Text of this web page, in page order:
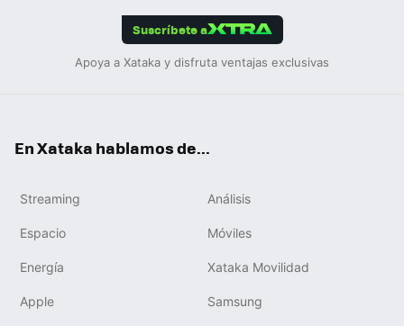
Suscríbete a
Apoya a Xataka y disfruta ventajas exclusivas
En Xataka hablamos de...
Streaming Análisis
Espacio Móviles
Energía Xataka Movilidad
Apple Samsung